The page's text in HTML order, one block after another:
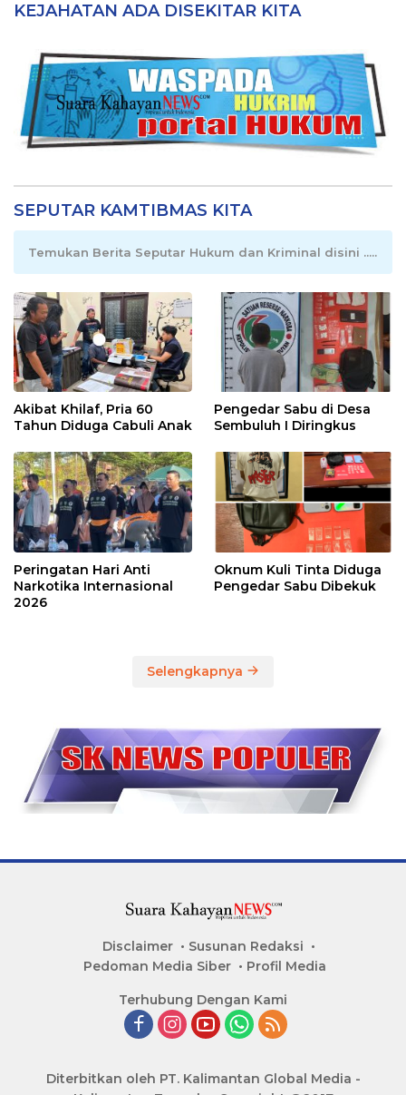
KEJAHATAN ADA DISEKITAR KITA
SEPUTAR KAMTIBMAS KITA
Temukan Berita Seputar Hukum dan Kriminal disini .....
Akibat Khilaf, Pria 60
Tahun Diduga Cabuli Anak
Pengedar Sabu di Desa
Sembuluh I Diringkus
Peringatan Hari Anti
Narkotika Internasional
2026
Oknum Kuli Tinta Diduga
Pengedar Sabu Dibekuk
Selengkapnya
Disclaimer
Susunan Redaksi
Pedoman Media Siber
Profil Media
Terhubung Dengan Kami
Diterbitkan oleh PT. Kalimantan Global Media -